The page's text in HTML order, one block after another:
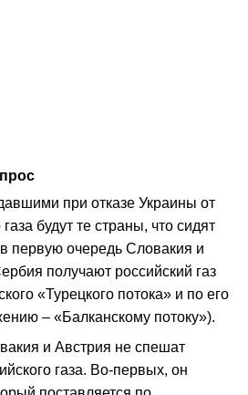
при отказе Украины от
будут те страны, что сидят
первую очередь Словакия и
получают российский газ
«Турецкого потока» и по его
– «Балканскому потоку»).
и Австрия не спешат
газа. Во-первых, он